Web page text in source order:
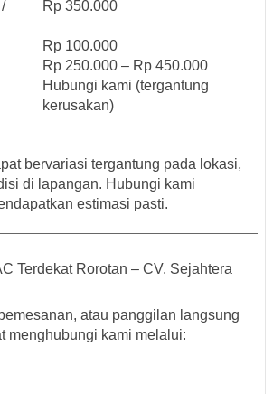
Rp 350.000
Rp 100.000
Rp 250.000 – Rp 450.000
Hubungi kami (tergantung
kerusakan)
bervariasi tergantung pada lokasi,
di lapangan. Hubungi kami
estimasi pasti.
Terdekat Rorotan – CV. Sejahtera
atau panggilan langsung
menghubungi kami melalui: